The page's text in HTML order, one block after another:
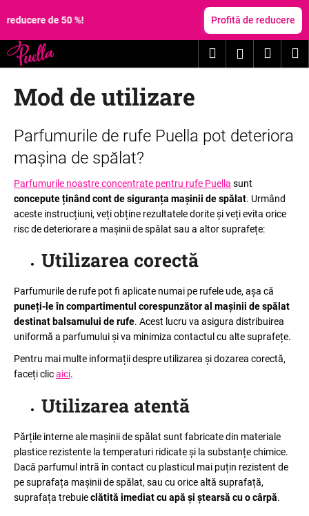
%! Profită de reducere
Căutare Coş
Mod de utilizare
L
i
s
t
ă
a
c
o
l
Parfumurile de rufe Puella pot deteriora
mașina de spălat?
Parfumurile noastre concentrate pentru rufe Puella sunt
concepute ținând cont de siguranța mașinii de spălat. Urmând
aceste instrucțiuni, veți obține rezultatele dorite și veți evita orice
risc de deteriorare a mașinii de spălat sau a altor suprafețe:
Utilizarea corectă
Parfumurile de rufe pot fi aplicate numai pe rufele ude, așa că
puneți-le în compartimentul corespunzător al mașinii de spălat
destinat balsamului de rufe. Acest lucru va asigura distribuirea
uniformă a parfumului și va minimiza contactul cu alte suprafețe.
Pentru mai multe informații despre utilizarea și dozarea corectă,
faceți clicaici.
Utilizarea atentă
Părțile interne ale mașinii de spălat sunt fabricate din materiale
plastice rezistente la temperaturi ridicate și la substanțe chimice.
Dacă parfumul intră în contact cu plasticul mai puțin rezistent de
pe suprafața mașinii de spălat, sau cu orice altă suprafață,
suprafața trebuieclătită imediat cu apă și ștearsă cu o cârpă.
o
ş
C
e
c
ă
u
t
a
ţ
i
?
CĂUTARE
V
ă
c
o
m
a
n
d